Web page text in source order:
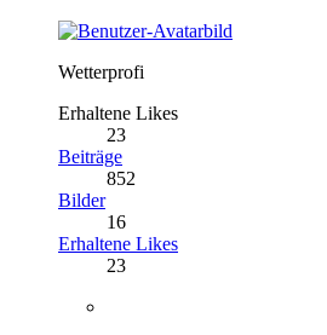
Wetterprofi
Erhaltene Likes
23
Beiträge
852
Bilder
16
Erhaltene Likes
23